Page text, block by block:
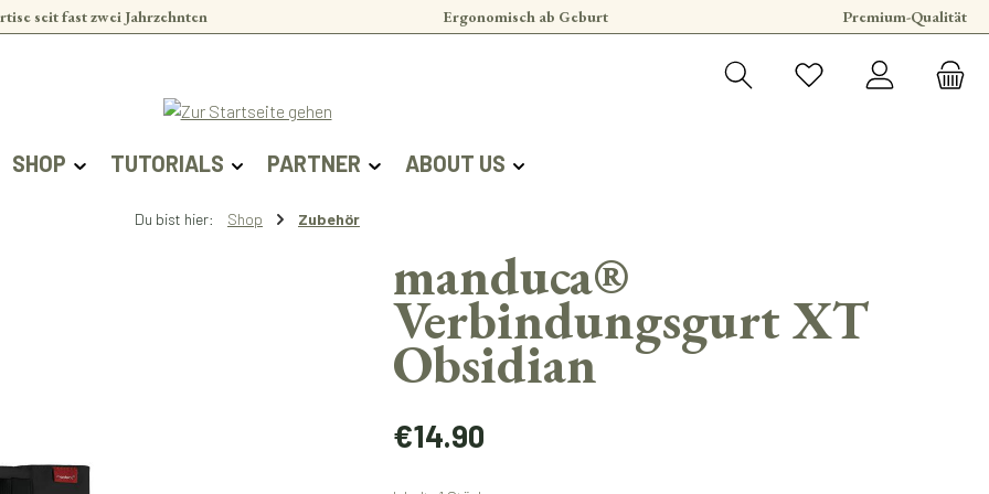
seit fast zwei Jahrzehnten Ergonomisch ab Geburt Premium-Qualität
SHOP TUTORIALS PARTNER ABOUT US
Du bist hier: Shop Zubehör
manduca®
Verbindungsgurt XT
Obsidian
Regulärer Preis:
€14.90